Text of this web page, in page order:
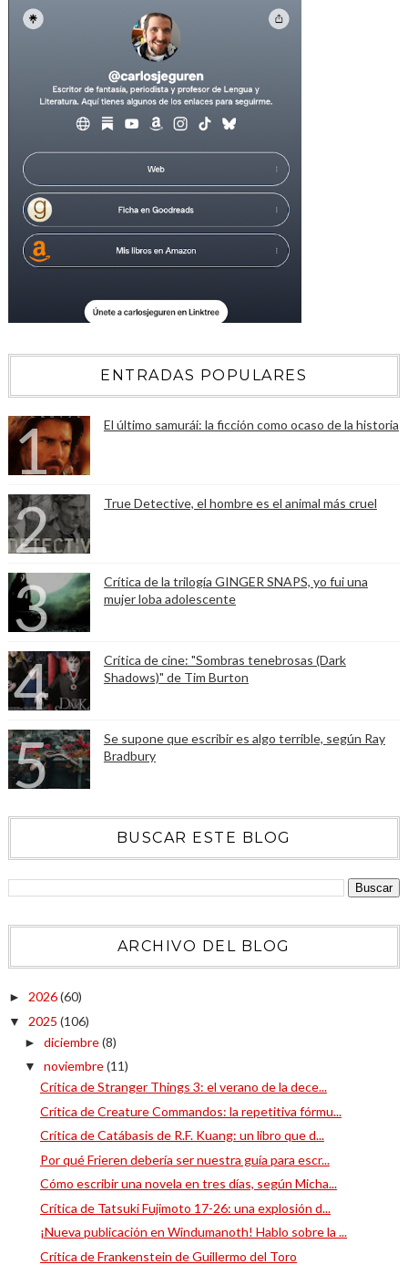
ENTRADAS POPULARES
El último samurái: la ficción como ocaso de la historia
True Detective, el hombre es el animal más cruel
Crítica de la trilogía GINGER SNAPS, yo fui una
mujer loba adolescente
Crítica de cine: "Sombras tenebrosas (Dark
Shadows)" de Tim Burton
Se supone que escribir es algo terrible, según Ray
Bradbury
BUSCAR ESTE BLOG
ARCHIVO DEL BLOG
► 2026(60)
▼ 2025 (106)
► diciembre(8)
▼ noviembre(11)
Crítica de Stranger Things 3: el verano de la dece...
Crítica de Creature Commandos: la repetitiva fórmu...
Crítica de Catábasis de R.F. Kuang: un libro que d...
Por qué Frieren debería ser nuestra guía para escr...
Cómo escribir una novela en tres días, según Micha...
Crítica de Tatsuki Fujimoto 17-26: una explosión d...
¡Nueva publicación en Windumanoth! Hablo sobre la ...
Crítica de Frankenstein de Guillermo del Toro